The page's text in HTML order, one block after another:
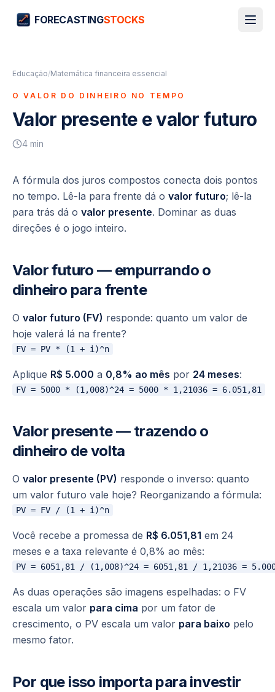
FORECASTINGSTOCKS
Educação/Matemática financeira essencial
O VALOR DO DINHEIRO NO TEMPO
Valor presente e valor futuro
4 min
A fórmula dos juros compostos conecta dois pontos
no tempo. Lê-la para frente dá o valor futuro; lê-la
para trás dá o valor presente. Dominar as duas
direções é o jogo inteiro.
Valor futuro — empurrando o
dinheiro para frente
O valor futuro (FV) responde: quanto um valor de
hoje valerá lá na frente?
Aplique R$ 5.000 a 0,8% ao mês por 24 meses:
Valor presente — trazendo o
dinheiro de volta
O valor presente (PV) responde o inverso: quanto
um valor futuro vale hoje? Reorganizando a fórmula:
Você recebe a promessa de R$ 6.051,81 em 24
meses e a taxa relevante é 0,8% ao mês:
As duas operações são imagens espelhadas: o FV
escala um valor para cima por um fator de
crescimento, o PV escala um valor para baixo pelo
mesmo fator.
Por que isso importa para investir